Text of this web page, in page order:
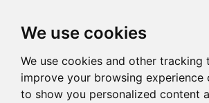
We use cookies
We use cookies and other tracking
improve your browsing experience
to show you personalized content